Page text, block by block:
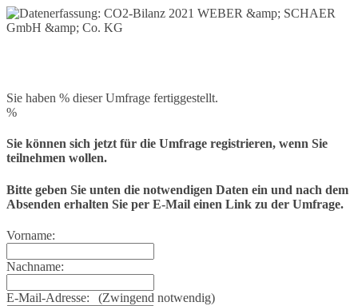
Sie haben % dieser Umfrage fertiggestellt.
%
Sie können sich jetzt für die Umfrage registrieren, wenn Sie
teilnehmen wollen.
Bitte geben Sie unten die notwendigen Daten ein und nach dem
Absenden erhalten Sie per E-Mail einen Link zu der Umfrage.
Vorname:
Nachname:
E-Mail-Adresse: (Zwingend notwendig)